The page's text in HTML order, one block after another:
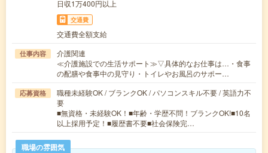
日収1万400円以上
交通費
交通費全額支給
仕事内容
介護関連
≪介護施設での生活サポート≫▽具体的なお仕事は…・食事
の配膳や食事中の見守り・トイレやお風呂のサポー…
応募資格
職種未経験OK / ブランクOK / パソコンスキル不要 / 英語力不
要
■無資格・未経験OK！■年齢・学歴不問！ブランクOK!■10名
以上採用予定！■履歴書不要■社会保険完…
職場の雰囲気